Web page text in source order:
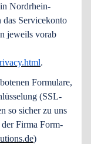
Nordrhein-
Servicekonto
jeweils vorab
.
Formulare,
(SSL-
so sicher zu uns
Firma Form-
)